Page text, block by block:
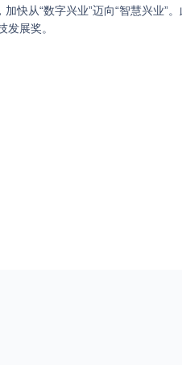
快从“数字兴业”迈向“智慧兴业”
发展奖。